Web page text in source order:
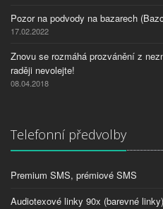
Pozor na podvody na bazarech
17.02.2022
Znovu se rozmáhá prozvánění z
raději nevolejte!
08.04.2018
Telefonní předvolby
Premium SMS, prémiové SMS
Audiotexové linky 90x (barevné linky)